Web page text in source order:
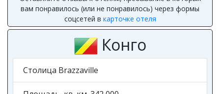
вам понравилось (или не понравилось) через формы
соцсетей в карточке отеля
Конго
Столица Brazzaville